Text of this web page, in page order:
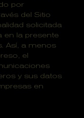
por
del Sitio
solicitada
en la presente
Así, a menos
el
y sus datos
en